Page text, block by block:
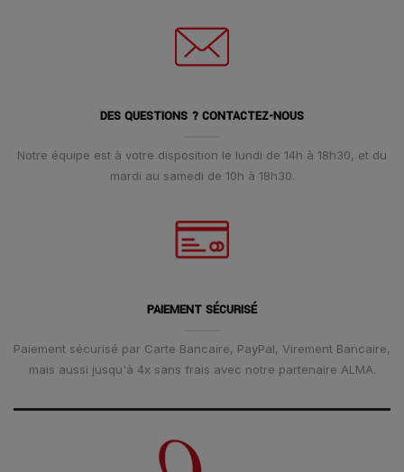
DES QUESTIONS ? CONTACTEZ-NOUS
Notre équipe est à votre disposition le lundi de 14h à 18h30, et du
mardi au samedi de 10h à 18h30.
PAIEMENT SÉCURISÉ
Paiement sécurisé par Carte Bancaire, PayPal, Virement Bancaire,
mais aussi jusqu'à 4x sans frais avec notre partenaire ALMA.